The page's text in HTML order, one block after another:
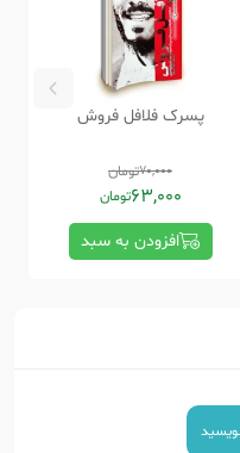
پسرک فلافل فروش
70,000تومان
63,000تومان
افزودن به سبد